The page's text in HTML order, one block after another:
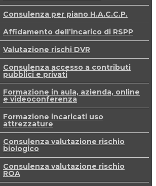
Consulenza per piano H.A.C.C.P.
Affidamento dell’incarico di RSPP
Valutazione rischi DVR
Consulenza accesso a contributi
pubblici e privati
Formazione in aula, azienda, online
e videoconferenza
Formazione incaricati uso
attrezzature
Consulenza valutazione rischio
biologico
Consulenza valutazione rischio
ROA